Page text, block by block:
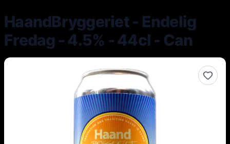
HaandBryggeriet - Endelig
Fredag - 4.5% - 44cl - Can